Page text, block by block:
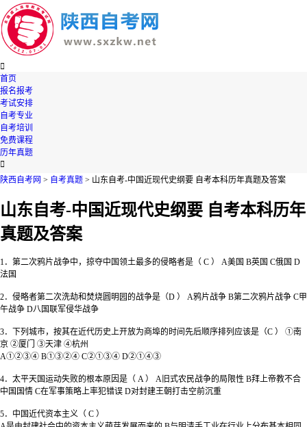

首页
报名报考
考试安排
自考专业
自考培训
免费课程
历年真题

陕西自考网 > 自考真题 > 山东自考-中国近现代史纲要 自考本科历年真题及答案
山东自考-中国近现代史纲要 自考本科历年
真题及答案
1．第二次鸦片战争中，掠夺中国领土最多的侵略者是（ C ） A美国 B英国 C俄国 D
法国
2．侵略者第二次洗劫和焚烧圆明园的战争是（D ） A鸦片战争 B第二次鸦片战争 C甲
午战争 D八国联军侵华战争
3．下列城市，按其在近代历史上开放为商埠的时间先后顺序排列应该是（C ） ①南
京 ②厦门 ③天津 ④杭州
A①②③④ B①③②④ C②①③④ D②①④③
4．太平天国运动失败的根本原因是（ A ） A旧式农民战争的局限性 B拜上帝教不合
中国国情 C在军事策略上率犯错误 D对封建王朝打击空前沉重
5．中国近代资本主义（ C ）